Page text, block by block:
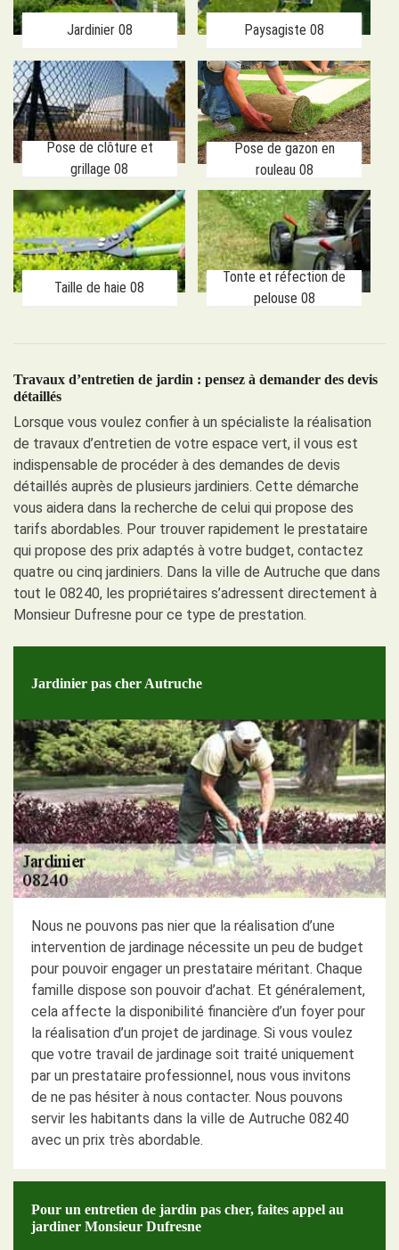
Jardinier 08 Paysagiste 08
Pose de clôture et
grillage 08
Pose de gazon en
rouleau 08
Taille de haie 08
Tonte et réfection de
pelouse 08
Travaux d’entretien de jardin : pensez à demander des devis
détaillés
Lorsque vous voulez confier à un spécialiste la réalisation
de travaux d’entretien de votre espace vert, il vous est
indispensable de procéder à des demandes de devis
détaillés auprès de plusieurs jardiniers. Cette démarche
vous aidera dans la recherche de celui qui propose des
tarifs abordables. Pour trouver rapidement le prestataire
qui propose des prix adaptés à votre budget, contactez
quatre ou cinq jardiniers. Dans la ville de Autruche que dans
tout le 08240, les propriétaires s’adressent directement à
Monsieur Dufresne pour ce type de prestation.
Jardinier pas cher Autruche
Nous ne pouvons pas nier que la réalisation d’une
intervention de jardinage nécessite un peu de budget
pour pouvoir engager un prestataire méritant. Chaque
famille dispose son pouvoir d’achat. Et généralement,
cela affecte la disponibilité financière d’un foyer pour
la réalisation d’un projet de jardinage. Si vous voulez
que votre travail de jardinage soit traité uniquement
par un prestataire professionnel, nous vous invitons
de ne pas hésiter à nous contacter. Nous pouvons
servir les habitants dans la ville de Autruche 08240
avec un prix très abordable.
Pour un entretien de jardin pas cher, faites appel au
jardiner Monsieur Dufresne